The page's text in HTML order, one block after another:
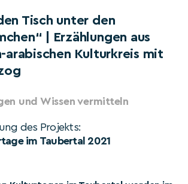
Tisch unter den
| Erzählungen aus
arabischen Kulturkreis mit
und Wissen vermitteln
des Projekts:
im Taubertal 2021